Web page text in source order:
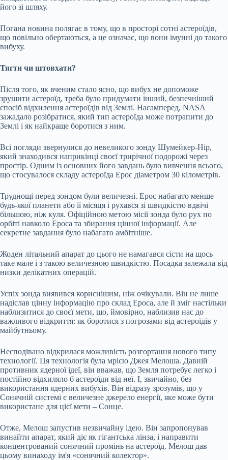
його зі шляху.
Погана новина полягає в тому, що в просторі сотні астероїдів,
що повільно обертаються, а це означає, що вони імунні до такого
вибуху.
Тягти чи штовхати?
Після того, як вченим стало ясно, що вибух не допоможе
зрушити астероїд, треба було придумати інший, безпечніший
спосіб відхилення астероїдів від Землі. Насамперед, NASA
зажадало розібратися, який тип астероїда може потрапити до
Землі і як найкраще боротися з ним.
Всі погляди звернулися до невеликого зонду Шумейкер-Нір,
який знаходився наприкінці своєї трирічної подорожі через
простір. Одним із основних його завдань було вивчення всього,
що стосувалося складу астероїда Ерос діаметром 30 кілометрів.
Труднощі перед зондом були величезні. Ерос набагато менше
будь-якої планети або її місяця і рухався зі швидкістю вдвічі
більшою, ніж куля. Офіційною метою місії зонда було рух по
орбіті навколо Ероса та збирання цінної інформації. Але
секретне завдання було набагато амбітніше.
Жоден літальний апарат до цього не намагався сісти на щось
таке мале і з такою величезною швидкістю. Посадка залежала від
низки делікатних операцій.
Успіх зонда виявився кориснішим, ніж очікували. Він не лише
надіслав цінну інформацію про склад Ероса, але й зміг настільки
наблизитися до своєї мети, що, ймовірно, наблизив нас до
важливого відкриття: як боротися з погрозами від астероїдів у
майбутньому.
Несподівано відкрилася можливість розгортання нового типу
технології. Ця технологія була мрією Джея Мелоша. Давній
противник ядерної ідеї, він вважав, що Земля потребує легко і
постійно відхиляло б астероїди від неї. І, звичайно, без
використання ядерних вибухів. Він відразу зрозумів, що у
Сонячній системі є величезне джерело енергії, яке може бути
використане для цієї мети – Сонце.
Отже, Мелош запустив незвичайну ідею. Він запропонував
винайти апарат, який діє як гігантська лінза, і направити
концентрований сонячний промінь на астероїд. Мелош дав
цьому винаходу ім'я «сонячний колектор».